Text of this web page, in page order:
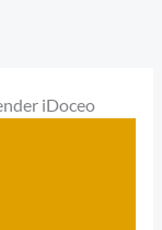
iDoceo